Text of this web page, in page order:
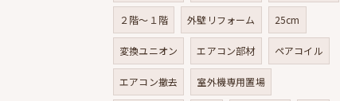
２階～１階 外壁リフォーム 25cm
変換ユニオン エアコン部材 ペアコイル
エアコン撤去 室外機専用置場